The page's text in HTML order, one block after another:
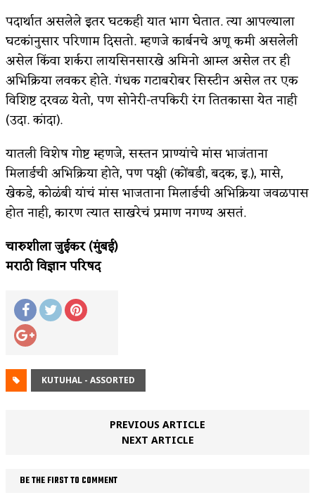
पदार्थात असलेले इतर घटकही यात भाग घेतात. त्या आपल्याला
घटकांनुसार परिणाम दिसतो. म्हणजे कार्बनचे अणू कमी असलेली
असेल किंवा शर्करा लायसिनसारखे अमिनो आम्ल असेल तर ही
अभिक्रिया लवकर होते. गंधक गटाबरोबर सिस्टीन असेल तर एक
विशिष्ट दरवळ येतो, पण सोनेरी-तपकिरी रंग तितकासा येत नाही
(उदा. कांदा).
यातली विशेष गोष्ट म्हणजे, सस्तन प्राण्यांचे मांस भाजंताना
मिलार्डची अभिक्रिया होते, पण पक्षी (कोंबडी, बदक, इ.), मासे,
खेकडे, कोळंबी यांचं मांस भाजताना मिलार्डची अभिक्रिया जवळपास
होत नाही, कारण त्यात साखरेचं प्रमाण नगण्य असतं.
चारुशीला जुईकर (मुंबई)
मराठी विज्ञान परिषद
KUTUHAL - ASSORTED
PREVIOUS ARTICLE
NEXT ARTICLE
BE THE FIRST TO COMMENT